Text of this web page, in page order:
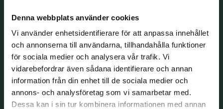
Denna webbplats använder cookies
Vi använder enhetsidentifierare för att anpassa innehållet
och annonserna till användarna, tillhandahålla funktioner
för sociala medier och analysera vår trafik. Vi
vidarebefordrar även sådana identifierare och annan
information från din enhet till de sociala medier och
annons- och analysföretag som vi samarbetar med.
Dessa kan i sin tur kombinera informationen med annan